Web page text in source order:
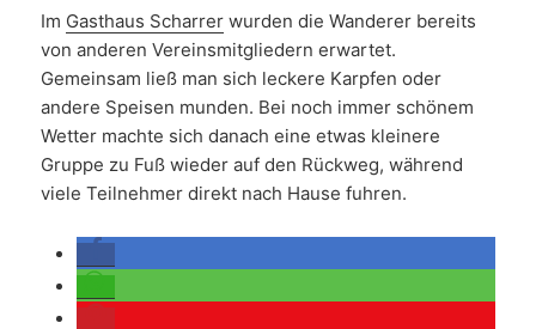
Im Gasthaus Scharrer wurden die Wanderer bereits
von anderen Vereinsmitgliedern erwartet.
Gemeinsam ließ man sich leckere Karpfen oder
andere Speisen munden. Bei noch immer schönem
Wetter machte sich danach eine etwas kleinere
Gruppe zu Fuß wieder auf den Rückweg, während
viele Teilnehmer direkt nach Hause fuhren.